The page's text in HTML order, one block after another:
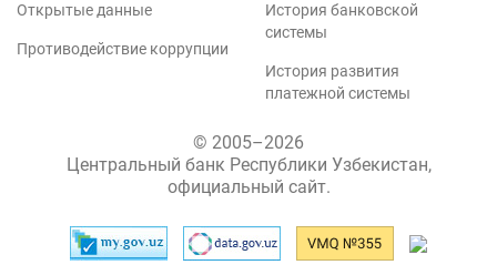
Открытые данные
Противодействие коррупции
История банковской
системы
История развития
платежной системы
© 2005–2026
Центральный банк Республики Узбекистан,
официальный сайт.